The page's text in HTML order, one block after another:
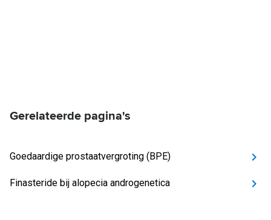
Gerelateerde pagina's
Goedaardige prostaatvergroting (BPE)
Finasteride bij alopecia androgenetica